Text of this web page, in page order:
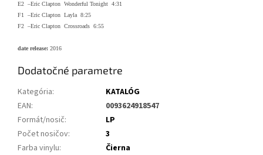
E2 –Eric Clapton Wonderful Tonight 4:31
F1 –Eric Clapton Layla 8:25
F2 –Eric Clapton Crossroads 6:55
date release: 2016
Dodatočné parametre
Kategória:
KATALÓG
EAN:
0093624918547
Formát/nosič:
LP
Počet nosičov:
3
Farba vinylu:
Čierna